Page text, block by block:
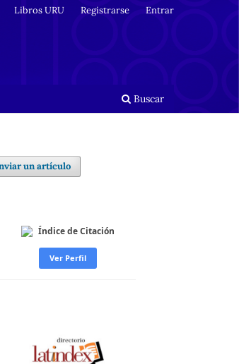
Buscar
Libros URU Registrarse Entrar
un artículo
Índice de Citación
Ver Perfil